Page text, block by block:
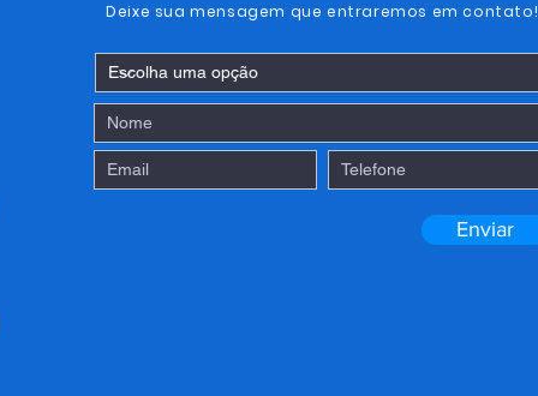
Deixe sua mensagem que entraremos em contato!
Enviar